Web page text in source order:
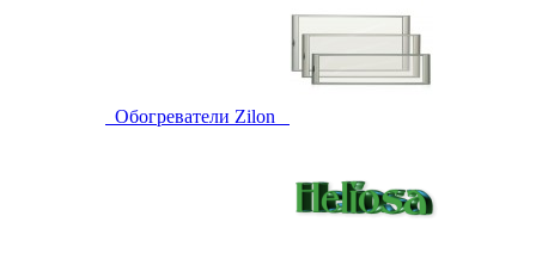
Обогреватели Zilon